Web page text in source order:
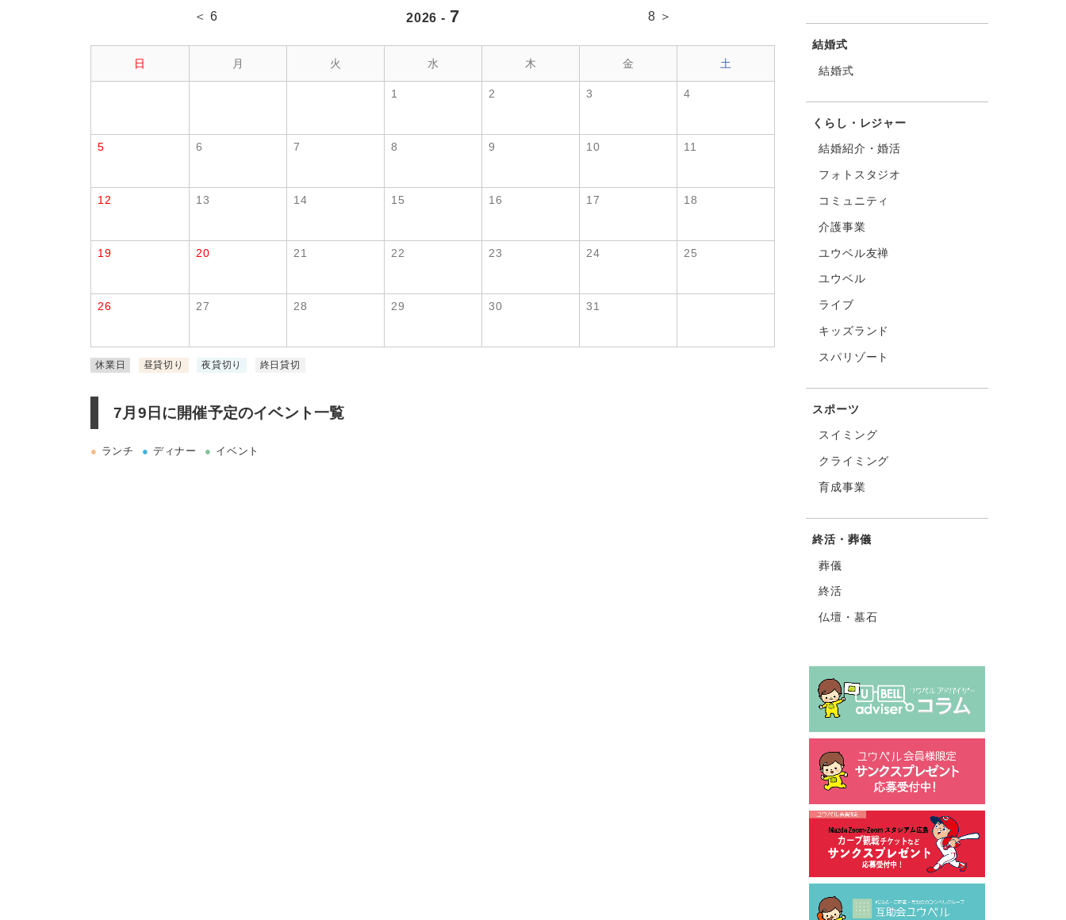
＜ 6 2026 - 7 8 ＞
日 月 火 水 木 金 土
1 2 3 4
5 6 7 8 9 10 11
12 13 14 15 16 17 18
19 20 21 22 23 24 25
26 27 28 29 30 31
休業日 昼貸切り 夜貸切り 終日貸切
7月9日に開催予定のイベント一覧
● ランチ ● ディナー ● イベント
結婚式
結婚式
くらし・レジャー
結婚紹介・婚活
フォトスタジオ
コミュニティ
介護事業
ユウベル友禅
ユウベル
ライブ
キッズランド
スパリゾート
スポーツ
スイミング
クライミング
育成事業
終活・葬儀
葬儀
終活
仏壇・墓石